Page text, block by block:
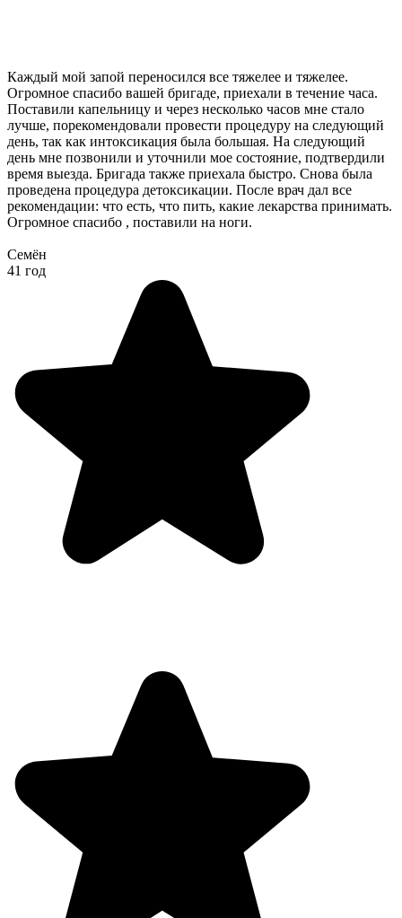
Каждый мой запой переносился все тяжелее и тяжелее.
Огромное спасибо вашей бригаде, приехали в течение часа.
Поставили капельницу и через несколько часов мне стало
лучше, порекомендовали провести процедуру на следующий
день, так как интоксикация была большая. На следующий
день мне позвонили и уточнили мое состояние, подтвердили
время выезда. Бригада также приехала быстро. Снова была
проведена процедура детоксикации. После врач дал все
рекомендации: что есть, что пить, какие лекарства принимать.
Огромное спасибо , поставили на ноги.
Семён
41 год